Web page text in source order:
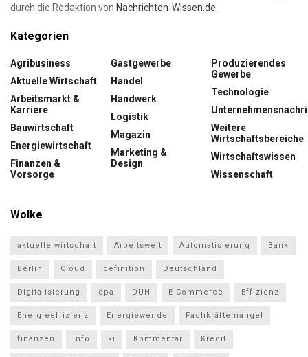
durch die Redaktion von Nachrichten-Wissen.de
Kategorien
Agribusiness
Aktuelle Wirtschaft
Arbeitsmarkt &
Karriere
Bauwirtschaft
Energiewirtschaft
Finanzen &
Vorsorge
Gastgewerbe
Handel
Handwerk
Logistik
Magazin
Marketing &
Design
Produzierendes
Gewerbe
Technologie
Weitere
Wirtschaftsbereiche
Wirtschaftswissen
Wissenschaft
Wolke
aktuelle wirtschaft Arbeitswelt Automatisierung Bank
Berlin Cloud definition Deutschland
Digitalisierung dpa DUH E-Commerce Effizienz
Energieeffizienz Energiewende Fachkräftemangel
finanzen Info ki Kommentar Kredit